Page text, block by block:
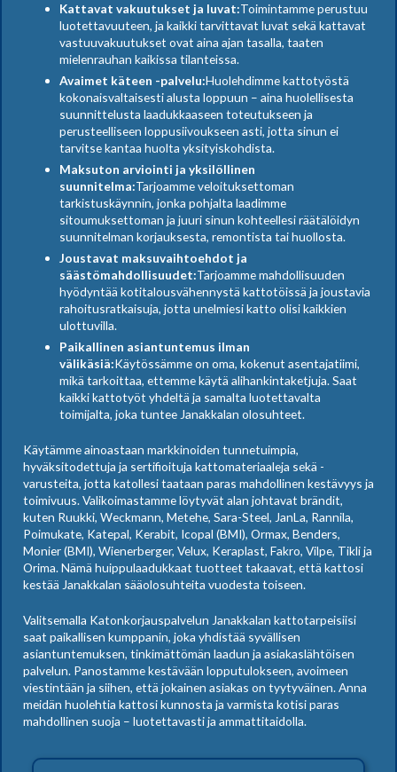
Kattavat vakuutukset ja luvat:Toimintamme perustuu
luotettavuuteen, ja kaikki tarvittavat luvat sekä kattavat
vastuuvakuutukset ovat aina ajan tasalla, taaten
mielenrauhan kaikissa tilanteissa.
Avaimet käteen -palvelu:Huolehdimme kattotyöstä
kokonaisvaltaisesti alusta loppuun – aina huolellisesta
suunnittelusta laadukkaaseen toteutukseen ja
perusteelliseen loppusiivoukseen asti, jotta sinun ei
tarvitse kantaa huolta yksityiskohdista.
Maksuton arviointi ja yksilöllinen
suunnitelma:Tarjoamme veloituksettoman
tarkistuskäynnin, jonka pohjalta laadimme
sitoumuksettoman ja juuri sinun kohteellesi räätälöidyn
suunnitelman korjauksesta, remontista tai huollosta.
Joustavat maksuvaihtoehdot ja
säästömahdollisuudet:Tarjoamme mahdollisuuden
hyödyntää kotitalousvähennystä kattotöissä ja joustavia
rahoitusratkaisuja, jotta unelmiesi katto olisi kaikkien
ulottuvilla.
Paikallinen asiantuntemus ilman
välikäsiä:Käytössämme on oma, kokenut asentajatiimi,
mikä tarkoittaa, ettemme käytä alihankintaketjuja. Saat
kaikki kattotyöt yhdeltä ja samalta luotettavalta
toimijalta, joka tuntee Janakkalan olosuhteet.
Käytämme ainoastaan markkinoiden tunnetuimpia,
hyväksitodettuja ja sertifioituja kattomateriaaleja sekä -
varusteita, jotta katollesi taataan paras mahdollinen kestävyys ja
toimivuus. Valikoimastamme löytyvät alan johtavat brändit,
kuten Ruukki, Weckmann, Metehe, Sara-Steel, JanLa, Rannila,
Poimukate, Katepal, Kerabit, Icopal (BMI), Ormax, Benders,
Monier (BMI), Wienerberger, Velux, Keraplast, Fakro, Vilpe, Tikli ja
Orima. Nämä huippulaadukkaat tuotteet takaavat, että kattosi
kestää Janakkalan sääolosuhteita vuodesta toiseen.
Valitsemalla Katonkorjauspalvelun Janakkalan kattotarpeisiisi
saat paikallisen kumppanin, joka yhdistää syvällisen
asiantuntemuksen, tinkimättömän laadun ja asiakaslähtöisen
palvelun. Panostamme kestävään lopputulokseen, avoimeen
viestintään ja siihen, että jokainen asiakas on tyytyväinen. Anna
meidän huolehtia kattosi kunnosta ja varmista kotisi paras
mahdollinen suoja – luotettavasti ja ammattitaidolla.